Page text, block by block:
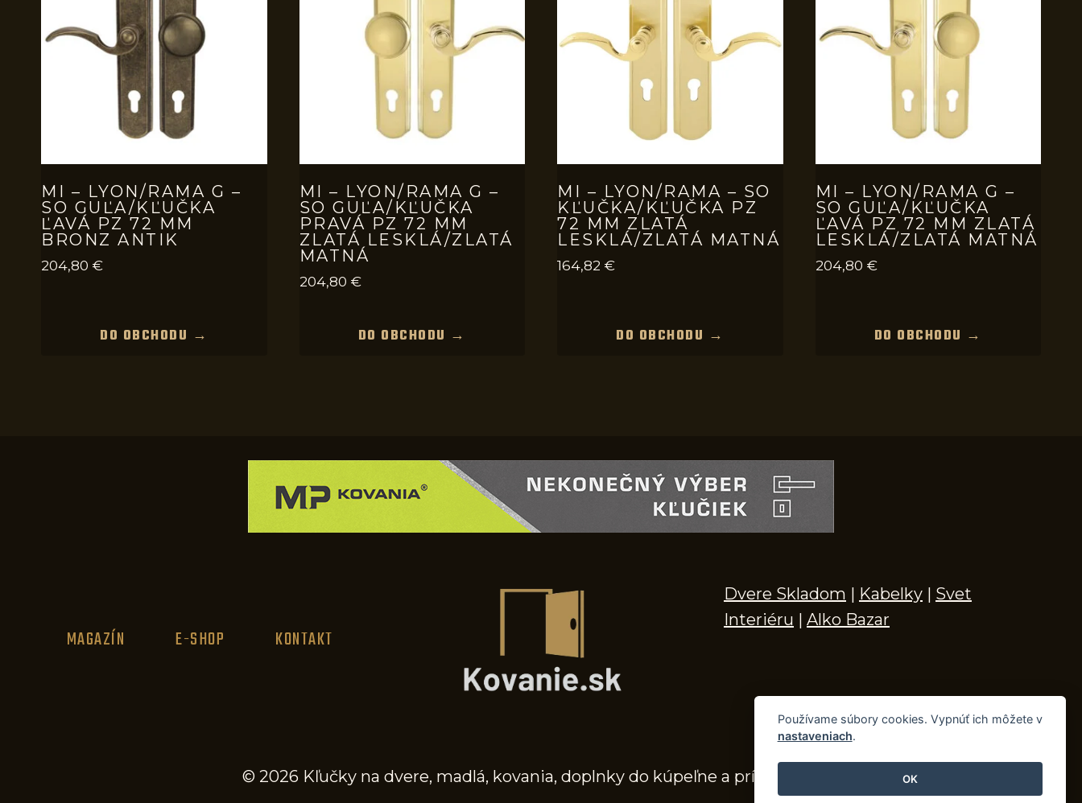
MI – LYON/RAMA G –
SO GUĽA/KĽUČKA
ĽAVÁ PZ 72 MM
BRONZ ANTIK
204,80 €
DO OBCHODU →
MI – LYON/RAMA G –
SO GUĽA/KĽUČKA
PRAVÁ PZ 72 MM
ZLATÁ LESKLÁ/ZLATÁ
MATNÁ
204,80 €
DO OBCHODU →
MI – LYON/RAMA – SO
KĽUČKA/KĽUČKA PZ
72 MM ZLATÁ
LESKLÁ/ZLATÁ MATNÁ
164,82 €
DO OBCHODU →
MI – LYON/RAMA G –
SO GUĽA/KĽUČKA
ĽAVÁ PZ 72 MM ZLATÁ
LESKLÁ/ZLATÁ MATNÁ
204,80 €
DO OBCHODU →
MAGAZÍN E-SHOP KONTAKT
Dvere Skladom | Kabelky | Svet
Interiéru | Alko Bazar
© 2026 Kľučky na dvere, madlá, kovania, doplnky do kúpeľne a príslušenstvo
Používame súbory cookies. Vypnúť ich môžete v
nastaveniach.
OK